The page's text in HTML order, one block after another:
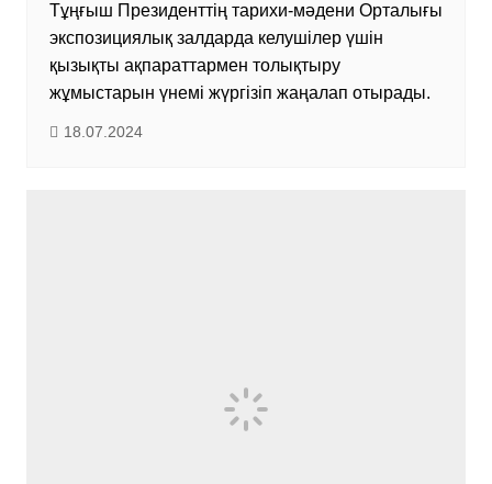
Тұңғыш Президенттің тарихи-мәдени Орталығы
экспозициялық залдарда келушілер үшін
қызықты ақпараттармен толықтыру
жұмыстарын үнемі жүргізіп жаңалап отырады.
18.07.2024